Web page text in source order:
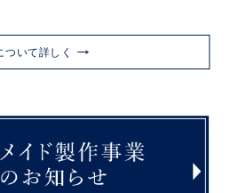
ついて詳しく